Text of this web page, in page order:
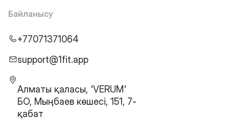
Байланысу
+77071371064
support@1fit.app
Алматы қаласы, 'VERUM'
БО, Мыңбаев көшесі, 151, 7-
қабат